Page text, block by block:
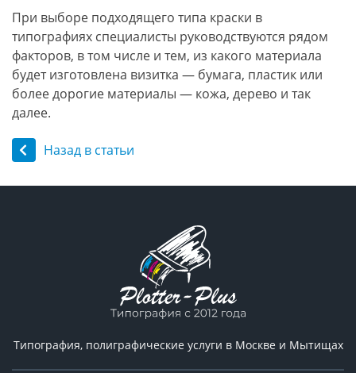
При выборе подходящего типа краски в
типографиях специалисты руководствуются рядом
факторов, в том числе и тем, из какого материала
будет изготовлена визитка — бумага, пластик или
более дорогие материалы — кожа, дерево и так
далее.
Назад в статьи
Типография, полиграфические услуги в Москве и Мытищах